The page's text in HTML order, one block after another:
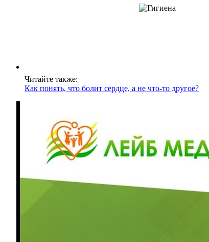
Читайте также:
Как понять, что болит сердце, а не что-то другое?